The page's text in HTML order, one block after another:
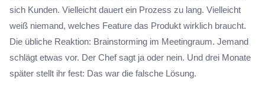
sich Kunden. Vielleicht dauert ein Prozess zu lang. Vielleicht
weiß niemand, welches Feature das Produkt wirklich braucht.
Die übliche Reaktion: Brainstorming im Meetingraum. Jemand
schlägt etwas vor. Der Chef sagt ja oder nein. Und drei Monate
später stellt ihr fest: Das war die falsche Lösung.